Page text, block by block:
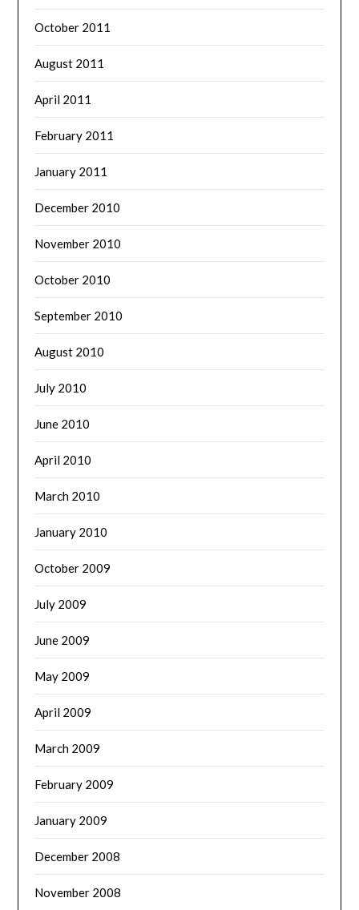
October 2011
August 2011
April 2011
February 2011
January 2011
December 2010
November 2010
October 2010
September 2010
August 2010
July 2010
June 2010
April 2010
March 2010
January 2010
October 2009
July 2009
June 2009
May 2009
April 2009
March 2009
February 2009
January 2009
December 2008
November 2008